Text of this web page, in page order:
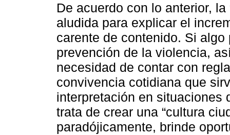
De acuerdo con lo anterior,
aludida para explicar el
carente de contenido. Si
prevención de la violencia,
necesidad de contar con
convivencia cotidiana que
interpretación en situaciones
trata de crear una “cultura
paradójicamente, brinde